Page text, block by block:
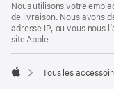
de
page
de
bas
de
Nous utilisons votre
de livraison. Nous avons
adresse IP, ou vous nous
site Apple.
Tous les